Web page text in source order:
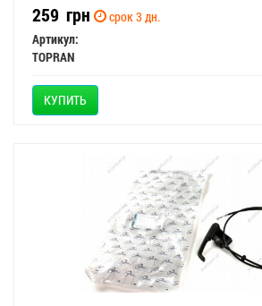
259 грн
срок 3 дн.
Артикул:
TOPRAN
КУПИТЬ